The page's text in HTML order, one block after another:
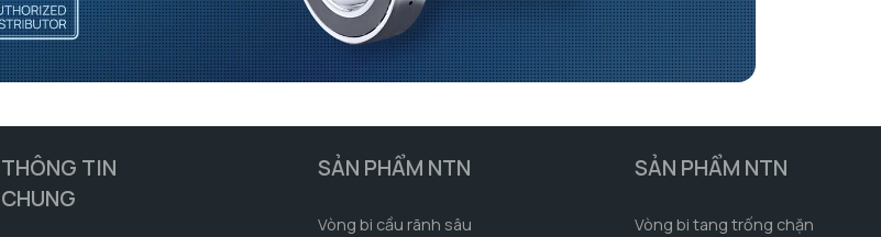
THÔNG TIN
CHUNG
SẢN PHẨM NTN
Vòng bi cầu rãnh sâu
SẢN PHẨM NTN
Vòng bi tang trống chặn